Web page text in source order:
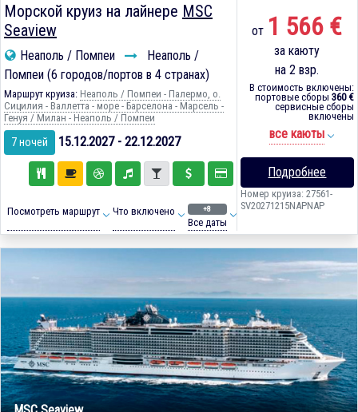
Морской круиз на лайнере MSC
Seaview
Неаполь / Помпеи
Неаполь /
Помпеи (6 городов/портов в 4 странах)
Маршрут круиза: Неаполь / Помпеи - Палермо, о.
Сицилия - Валлетта - море - Барселона - Марсель -
Генуя / Милан - Неаполь / Помпеи
7 ночей 15.12.2027 - 22.12.2027
Посмотреть маршрут Что включено +8
Все даты
от 1 566 €
за каюту
на 2 взр.
В стоимость включены:
портовые сборы 360 €
сервисные сборы
включены
все каюты
Подробнее
Номер круиза: 27561-
SV20271215NAPNAP